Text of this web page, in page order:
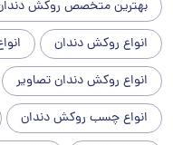
بهترین متخصص روکش
انواع روکش دندان
انواع روکش دندان تصاویر
انواع چسب روکش دندان